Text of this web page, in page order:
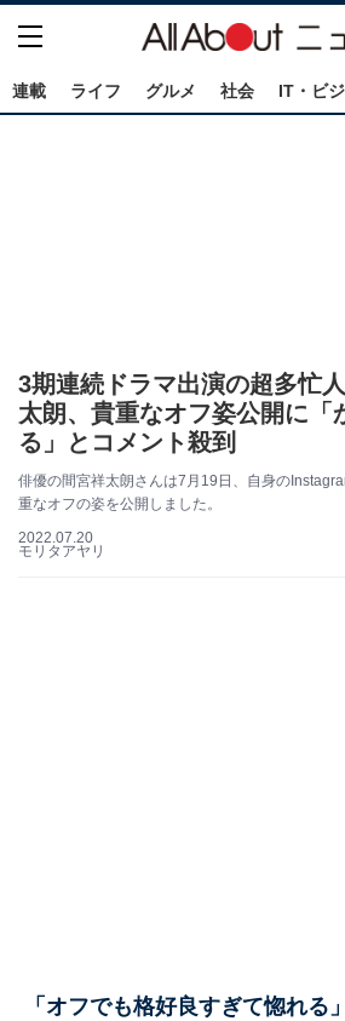
連載 ライフ グルメ 社会 IT・ビ
3期連続ドラマ出演の超多忙
太朗、貴重なオフ姿公開に「
る」とコメント殺到
俳優の間宮祥太朗さんは7月19日、自身の
重なオフの姿を公開しました。
2022.07.20
モリタアヤリ
「オフでも格好良すぎて惚れる」